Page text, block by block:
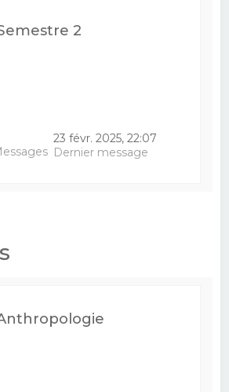
2
23 févr. 2025, 22:07
Dernier message